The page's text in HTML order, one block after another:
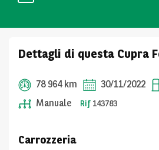
Dettagli di questa Cupra
78 964 km 30/11/2022
Manuale
Rif 143783
Carrozzeria